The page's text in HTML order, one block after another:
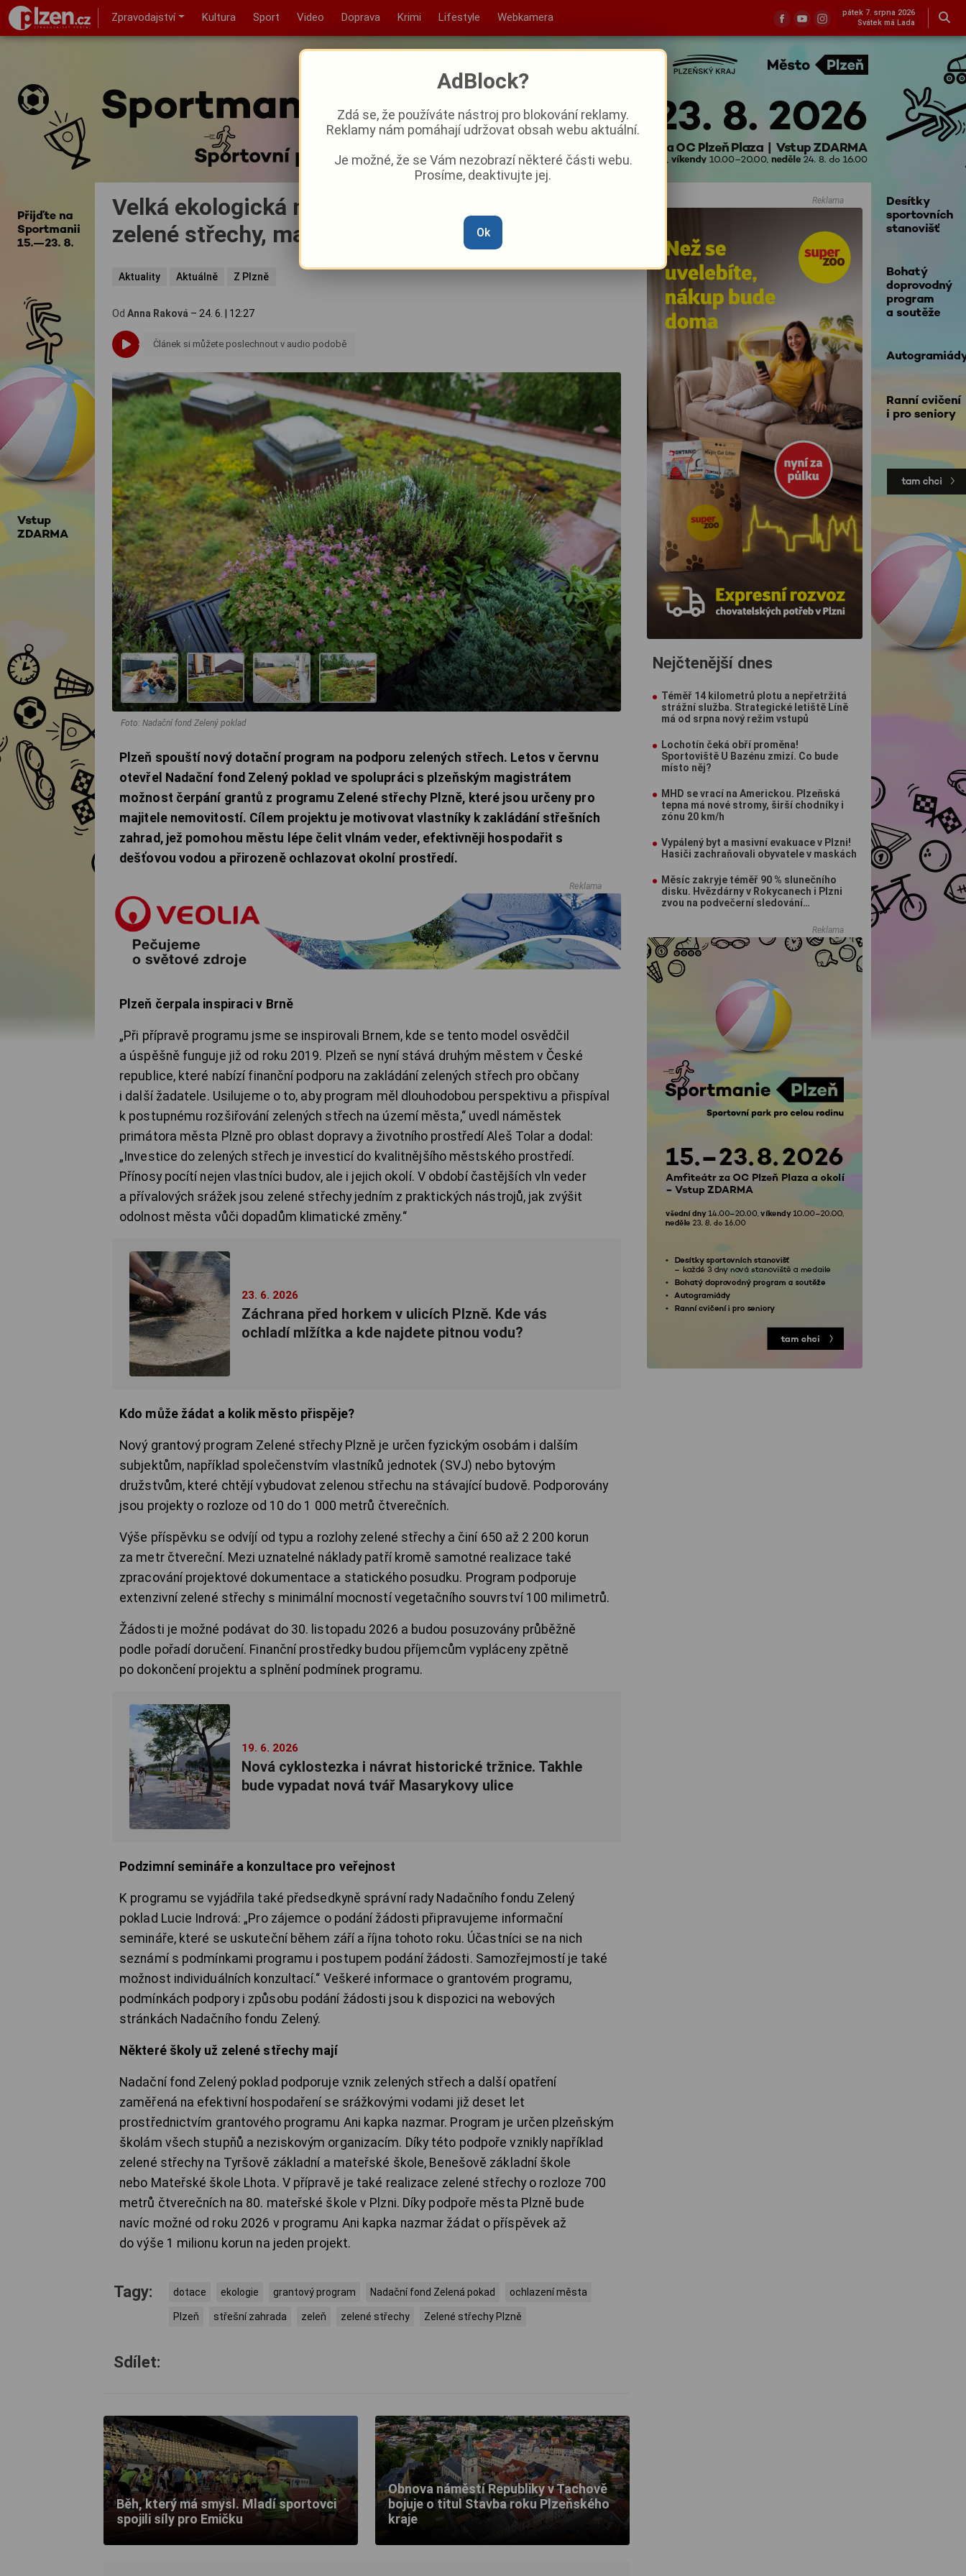
Zpravodajství Kultura Sport Video Doprava Krimi Lifestyle Webkamera
pátek 7. srpna 2026
Svátek má Lada
Velká ekologická novinka v Plzni: Město dotuje
zelené střechy, majitelé mohou výrazně ušetřit
Aktuality Aktuálně Z Plzně
Od Anna Raková – 24. 6. 12:27
Článek si můžete poslechnout v audio podobě
Foto: Nadační fond Zelený poklad
Plzeň spouští nový dotační program na podporu zelených střech. Letos v červnu
otevřel Nadační fond Zelený poklad ve spolupráci s plzeňským magistrátem
možnost čerpání grantů z programu Zelené střechy Plzně, které jsou určeny pro
majitele nemovitostí. Cílem projektu je motivovat vlastníky k zakládání střešních
zahrad, jež pomohou městu lépe čelit vlnám veder, efektivněji hospodařit s
dešťovou vodou a přirozeně ochlazovat okolní prostředí.
Reklama
Plzeň čerpala inspiraci v Brně
„Při přípravě programu jsme se inspirovali Brnem, kde se tento model osvědčil
a úspěšně funguje již od roku 2019. Plzeň se nyní stává druhým městem v České
republice, které nabízí finanční podporu na zakládání zelených střech pro občany
i další žadatele. Usilujeme o to, aby program měl dlouhodobou perspektivu a přispíval
k postupnému rozšiřování zelených střech na území města,“ uvedl náměstek
primátora města Plzně pro oblast dopravy a životního prostředí Aleš Tolar a dodal:
„Investice do zelených střech je investicí do kvalitnějšího městského prostředí.
Přínosy pocítí nejen vlastníci budov, ale i jejich okolí. V období častějších vln veder
a přívalových srážek jsou zelené střechy jedním z praktických nástrojů, jak zvýšit
odolnost města vůči dopadům klimatické změny.“
23. 6. 2026
Záchrana před horkem v ulicích Plzně. Kde vás
ochladí mlžítka a kde najdete pitnou vodu?
Kdo může žádat a kolik město přispěje?
Nový grantový program Zelené střechy Plzně je určen fyzickým osobám i dalším
subjektům, například společenstvím vlastníků jednotek (SVJ) nebo bytovým
družstvům, které chtějí vybudovat zelenou střechu na stávající budově. Podporovány
jsou projekty o rozloze od 10 do 1 000 metrů čtverečních.
Výše příspěvku se odvíjí od typu a rozlohy zelené střechy a činí 650 až 2 200 korun
za metr čtvereční. Mezi uznatelné náklady patří kromě samotné realizace také
zpracování projektové dokumentace a statického posudku. Program podporuje
extenzivní zelené střechy s minimální mocností vegetačního souvrství 100 milimetrů.
Žádosti je možné podávat do 30. listopadu 2026 a budou posuzovány průběžně
podle pořadí doručení. Finanční prostředky budou příjemcům vypláceny zpětně
po dokončení projektu a splnění podmínek programu.
19. 6. 2026
Nová cyklostezka i návrat historické tržnice. Takhle
bude vypadat nová tvář Masarykovy ulice
Podzimní semináře a konzultace pro veřejnost
K programu se vyjádřila také předsedkyně správní rady Nadačního fondu Zelený
poklad Lucie Indrová: „Pro zájemce o podání žádosti připravujeme informační
semináře, které se uskuteční během září a října tohoto roku. Účastníci se na nich
seznámí s podmínkami programu i postupem podání žádosti. Samozřejmostí je také
možnost individuálních konzultací.“ Veškeré informace o grantovém programu,
podmínkách podpory i způsobu podání žádosti jsou k dispozici na webových
stránkách Nadačního fondu Zelený.
Některé školy už zelené střechy mají
Nadační fond Zelený poklad podporuje vznik zelených střech a další opatření
zaměřená na efektivní hospodaření se srážkovými vodami již deset let
prostřednictvím grantového programu Ani kapka nazmar. Program je určen plzeňským
školám všech stupňů a neziskovým organizacím. Díky této podpoře vznikly například
zelené střechy na Tyršově základní a mateřské škole, Benešově základní škole
nebo Mateřské škole Lhota. V přípravě je také realizace zelené střechy o rozloze 700
metrů čtverečních na 80. mateřské škole v Plzni. Díky podpoře města Plzně bude
navíc možné od roku 2026 v programu Ani kapka nazmar žádat o příspěvek až
do výše 1 milionu korun na jeden projekt.
Tagy: dotace ekologie grantový program Nadační fond Zelená pokad ochlazení města
Plzeň střešní zahrada zeleň zelené střechy Zelené střechy Plzně
Sdílet:
Běh, který má smysl. Mladí sportovci
spojili síly pro Emičku
Obnova náměstí Republiky v Tachově
bojuje o titul Stavba roku Plzeňského
kraje
Reklama
Nejčtenější dnes
Téměř 14 kilometrů plotu a nepřetržitá
strážní služba. Strategické letiště Líně
má od srpna nový režim vstupů
Lochotín čeká obří proměna!
Sportoviště U Bazénu zmizí. Co bude
místo něj?
MHD se vrací na Americkou. Plzeňská
tepna má nové stromy, širší chodníky i
zónu 20 km/h
Vypálený byt a masivní evakuace v Plzni!
Hasiči zachraňovali obyvatele v maskách
Měsíc zakryje téměř 90 % slunečního
disku. Hvězdárny v Rokycanech i Plzni
zvou na podvečerní sledování
Reklama
AdBlock?
Zdá se, že používáte nástroj pro blokování reklamy.
Reklamy nám pomáhají udržovat obsah webu aktuální.
Je možné, že se Vám nezobrazí některé části webu.
Prosíme, deaktivujte jej.
Ok